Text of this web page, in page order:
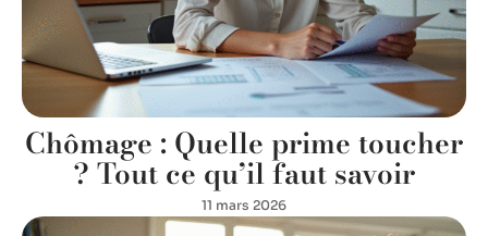
Chômage : Quelle prime toucher
? Tout ce qu’il faut savoir
11 mars 2026